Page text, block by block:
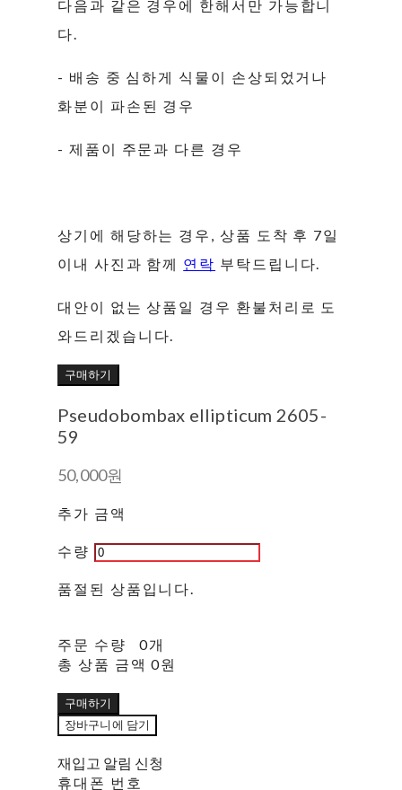
다음과 같은 경우에 한해서만 가능합니
다.
- 배송 중 심하게 식물이 손상되었거나
화분이 파손된 경우
- 제품이 주문과 다른 경우
상기에 해당하는 경우, 상품 도착 후 7일
이내 사진과 함께 연락 부탁드립니다.
대안이 없는 상품일 경우 환불처리로 도
와드리겠습니다.
구매하기
Pseudobombax ellipticum 2605-
59
50,000원
추가 금액
수량
품절된 상품입니다.
주문 수량
0개
총 상품 금액 0원
구매하기
장바구니에 담기
재입고 알림 신청
휴대폰 번호